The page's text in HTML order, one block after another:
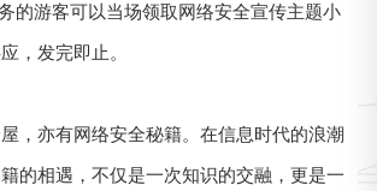
的游客可以当场领取网络安全宣传主题小
，发完即止。
，亦有网络安全秘籍。在信息时代的浪潮
的相遇，不仅是一次知识的交融，更是一